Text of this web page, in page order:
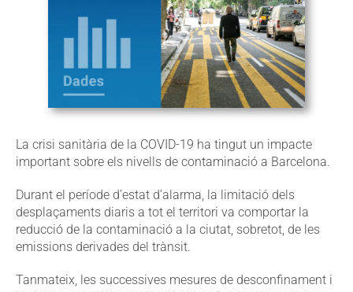
La crisi sanitària de la COVID-19 ha tingut un impacte
important sobre els nivells de contaminació a Barcelona.
Durant el període d’estat d’alarma, la limitació dels
desplaçaments diaris a tot el territori va comportar la
reducció de la contaminació a la ciutat, sobretot, de les
emissions derivades del trànsit.
Tanmateix, les successives mesures de desconfinament i